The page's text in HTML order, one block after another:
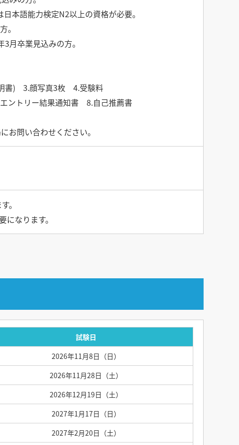
本語能力検定N2以上の資格が必要。
。
月卒業見込みの方。
書) 3.顔写真3枚 4.受験料
ントリー結果通知書 8.自己推薦書
問い合わせください。
。
なります。
試験日
2026年11月8日（日）
2026年11月28日（土）
2026年12月19日（土）
2027年1月17日（日）
2027年2月20日（土）